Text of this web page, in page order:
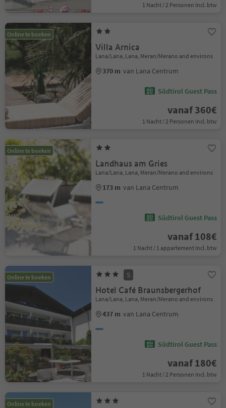
1 Nacht / 2 Personen Incl. btw
Online te boeken
Villa Arnica
Lana/Lana, Lana, Meran/Merano and environs
370 m van Lana Centrum
Südtirol Guest Pass
vanaf 360€
1 Nacht / 2 Personen Incl. btw
Online te boeken
Landhaus am Gries
Lana/Lana, Lana, Meran/Merano and environs
173 m van Lana Centrum
Südtirol Guest Pass
vanaf 108€
1 Nacht / 1 appartement Incl. btw
Online te boeken S
Hotel Café Braunsbergerhof
Lana/Lana, Lana, Meran/Merano and environs
437 m van Lana Centrum
Südtirol Guest Pass
vanaf 180€
1 Nacht / 2 Personen Incl. btw
Online te boeken